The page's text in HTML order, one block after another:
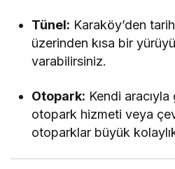
Tünel: Karaköy’den
üzerinden kısa bir
varabilirsiniz.
Otopark: Kendi
otopark hizmeti veya
otoparklar büyük